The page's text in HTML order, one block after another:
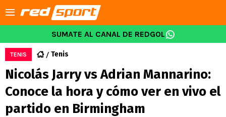
SUMATE AL CANAL DE REDGOL
TENIS Tenis
Nicolás Jarry vs Adrian Mannarino:
Conoce la hora y cómo ver en vivo el
partido en Birmingham